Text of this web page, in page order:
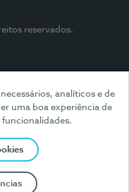
analíticos e de
uma boa experiência de
funcionalidades.
reservados.